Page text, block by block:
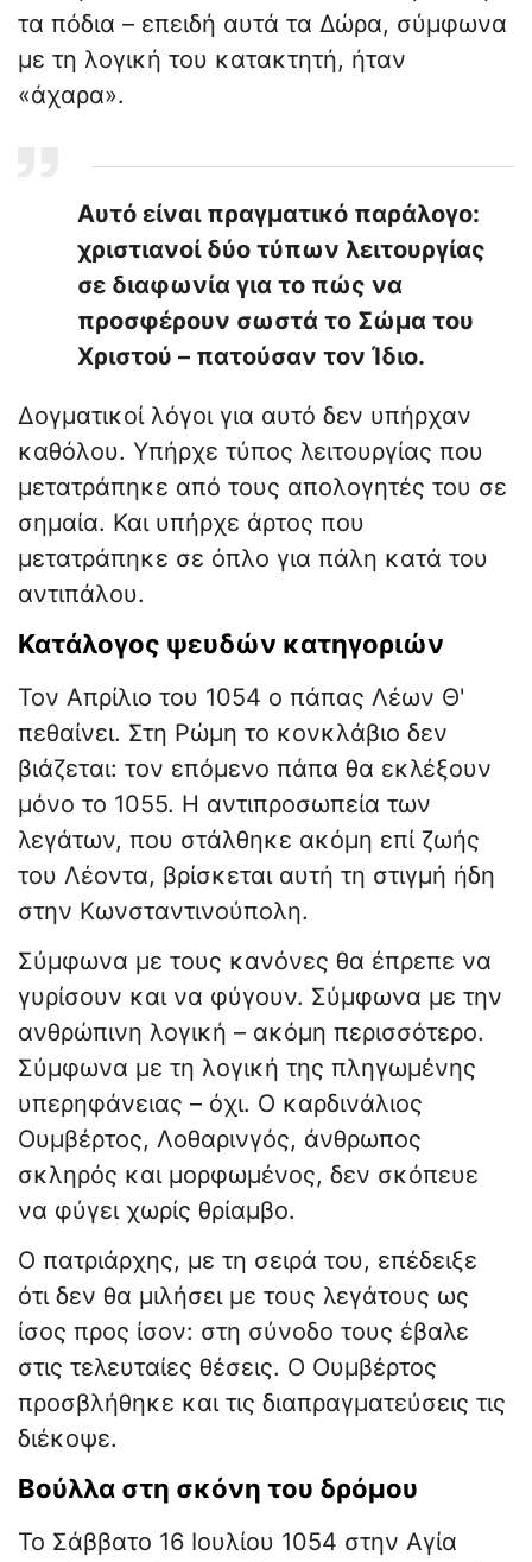
τα πόδια – επειδή αυτά τα Δώρα, σύμφωνα
με τη λογική του κατακτητή, ήταν
«άχαρα».
Αυτό είναι πραγματικό παράλογο:
χριστιανοί δύο τύπων λειτουργίας
σε διαφωνία για το πώς να
προσφέρουν σωστά το Σώμα του
Χριστού – πατούσαν τον Ίδιο.
​Δογματικοί λόγοι για αυτό δεν υπήρχαν
καθόλου. Υπήρχε τύπος λειτουργίας που
μετατράπηκε από τους απολογητές του σε
σημαία. Και υπήρχε άρτος που
μετατράπηκε σε όπλο για πάλη κατά του
αντιπάλου.
​Κατάλογος ψευδών κατηγοριών
​Τον Απρίλιο του 1054 ο πάπας Λέων Θ'
πεθαίνει. Στη Ρώμη το κονκλάβιο δεν
βιάζεται: τον επόμενο πάπα θα εκλέξουν
μόνο το 1055. Η αντιπροσωπεία των
λεγάτων, που στάλθηκε ακόμη επί ζωής
του Λέοντα, βρίσκεται αυτή τη στιγμή ήδη
στην Κωνσταντινούπολη.
Σύμφωνα με τους κανόνες θα έπρεπε να
γυρίσουν και να φύγουν. Σύμφωνα με την
ανθρώπινη λογική – ακόμη περισσότερο.
Σύμφωνα με τη λογική της πληγωμένης
υπερηφάνειας – όχι. Ο καρδινάλιος
Ουμβέρτος, Λοθαρινγός, άνθρωπος
σκληρός και μορφωμένος, δεν σκόπευε
να φύγει χωρίς θρίαμβο.
​Ο πατριάρχης, με τη σειρά του, επέδειξε
ότι δεν θα μιλήσει με τους λεγάτους ως
ίσος προς ίσον: στη σύνοδο τους έβαλε
στις τελευταίες θέσεις. Ο Ουμβέρτος
προσβλήθηκε και τις διαπραγματεύσεις τις
διέκοψε.
​Βούλλα στη σκόνη του δρόμου
​Το Σάββατο 16 Ιουλίου 1054 στην Αγία